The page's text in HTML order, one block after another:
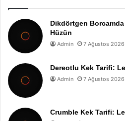
Dikdörtgen
Hüzün
Admin 7 Ağustos 2026
Dereotlu Kek Tarifi:
Admin 7 Ağustos 2026
Crumble Kek Tarifi: